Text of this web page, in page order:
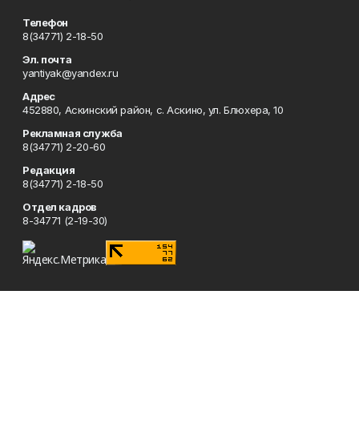
Телефон
8(34771) 2-18-50
Эл. почта
yantiyak@yandex.ru
Адрес
452880, Аскинский район, с. Аскино, ул. Блюхера, 10
Рекламная служба
8(34771) 2-20-60
Редакция
8(34771) 2-18-50
Отдел кадров
8-34771 (2-19-30)